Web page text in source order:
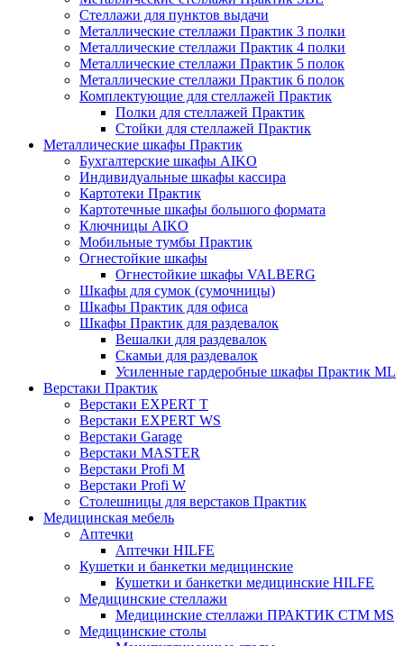
Стеллажи для пунктов выдачи
Металлические стеллажи Практик 3 полки
Металлические стеллажи Практик 4 полки
Металлические стеллажи Практик 5 полок
Металлические стеллажи Практик 6 полок
Комплектующие для стеллажей Практик
Полки для стеллажей Практик
Стойки для стеллажей Практик
Металлические шкафы Практик
Бухгалтерские шкафы AIKO
Индивидуальные шкафы кассира
Картотеки Практик
Картотечные шкафы большого формата
Ключницы AIKO
Мобильные тумбы Практик
Огнестойкие шкафы
Огнестойкие шкафы VALBERG
Шкафы для сумок (сумочницы)
Шкафы Практик для офиса
Шкафы Практик для раздевалок
Вешалки для раздевалок
Скамьи для раздевалок
Усиленные гардеробные шкафы Практик ML
Верстаки Практик
Верстаки EXPERT T
Верстаки EXPERT WS
Верстаки Garage
Верстаки MASTER
Верстаки Profi M
Верстаки Profi W
Столешницы для верстаков Практик
Медицинская мебель
Аптечки
Аптечки HILFE
Кушетки и банкетки медицинские
Кушетки и банкетки медицинские HILFE
Медицинские стеллажи
Медицинские стеллажи ПРАКТИК СТМ MS
Медицинские столы